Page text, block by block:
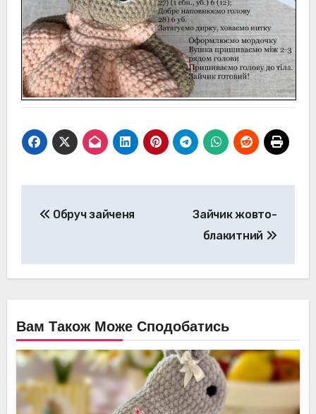
записів
Обруч зайченя
Зайчик жовто-
блакитний
Вам Також Може Сподобатись